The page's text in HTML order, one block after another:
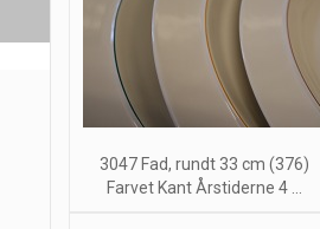
3047 Fad, rundt 33 cm (376)
Farvet Kant Årstiderne 4 ...